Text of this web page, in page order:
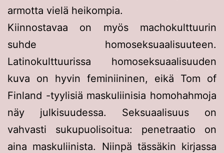
armotta vielä heikompia.
Kiinnostavaa on myös machokulttuurin
suhde homoseksuaalisuuteen.
Latinokulttuurissa homoseksuaalisuuden
kuva on hyvin feminiininen, eikä Tom of
Finland -tyylisiä maskuliinisia homohahmoja
näy julkisuudessa. Seksuaalisuus on
vahvasti sukupuolisoitua: penetraatio on
aina maskuliinista. Niinpä tässäkin kirjassa